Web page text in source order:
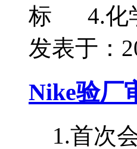
标 4.化
发表于：
Nike验厂
1.首次